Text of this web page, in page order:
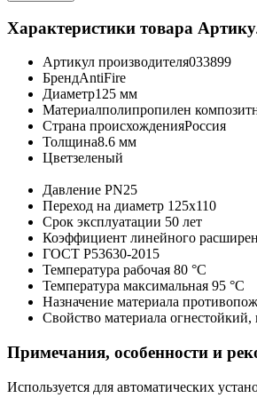
Характеристики товара
Артикул производителя033899
БрендAntiFire
Диаметр125 мм
Материалполипропилен
Страна происхожденияРоссия
Толщина8.6 мм
Цветзеленый
Давление PN25
Переход на диаметр 125х110
Срок эксплуатации 50 лет
Коэффициент линейного
ГОСТ Р53630-2015
Температура рабочая 80 °С
Температура максимальная 95 °С
Назначение материала
Свойство материала
Примечания, особенности и
Используется для автоматических